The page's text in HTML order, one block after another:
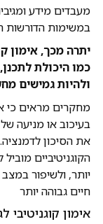
מעבדים מידע
במשימות הדורשות
יתרה מכך, אימון
כמו היכולת
ולהיות גמישים
מחקרים מראים כי
בעיכוב או מניעה
את הסיכון
הקוגניטיביים
יותר, ולשיפור
חיים גבוהה יותר
אימון